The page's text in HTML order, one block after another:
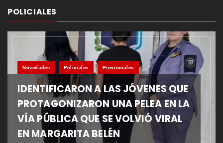
POLICIALES
Novedades Policiales Provinciales
IDENTIFICARON A LAS JÓVENES QUE
PROTAGONIZARON UNA PELEA EN LA
VÍA PÚBLICA QUE SE VOLVIÓ VIRAL
EN MARGARITA BELÉN